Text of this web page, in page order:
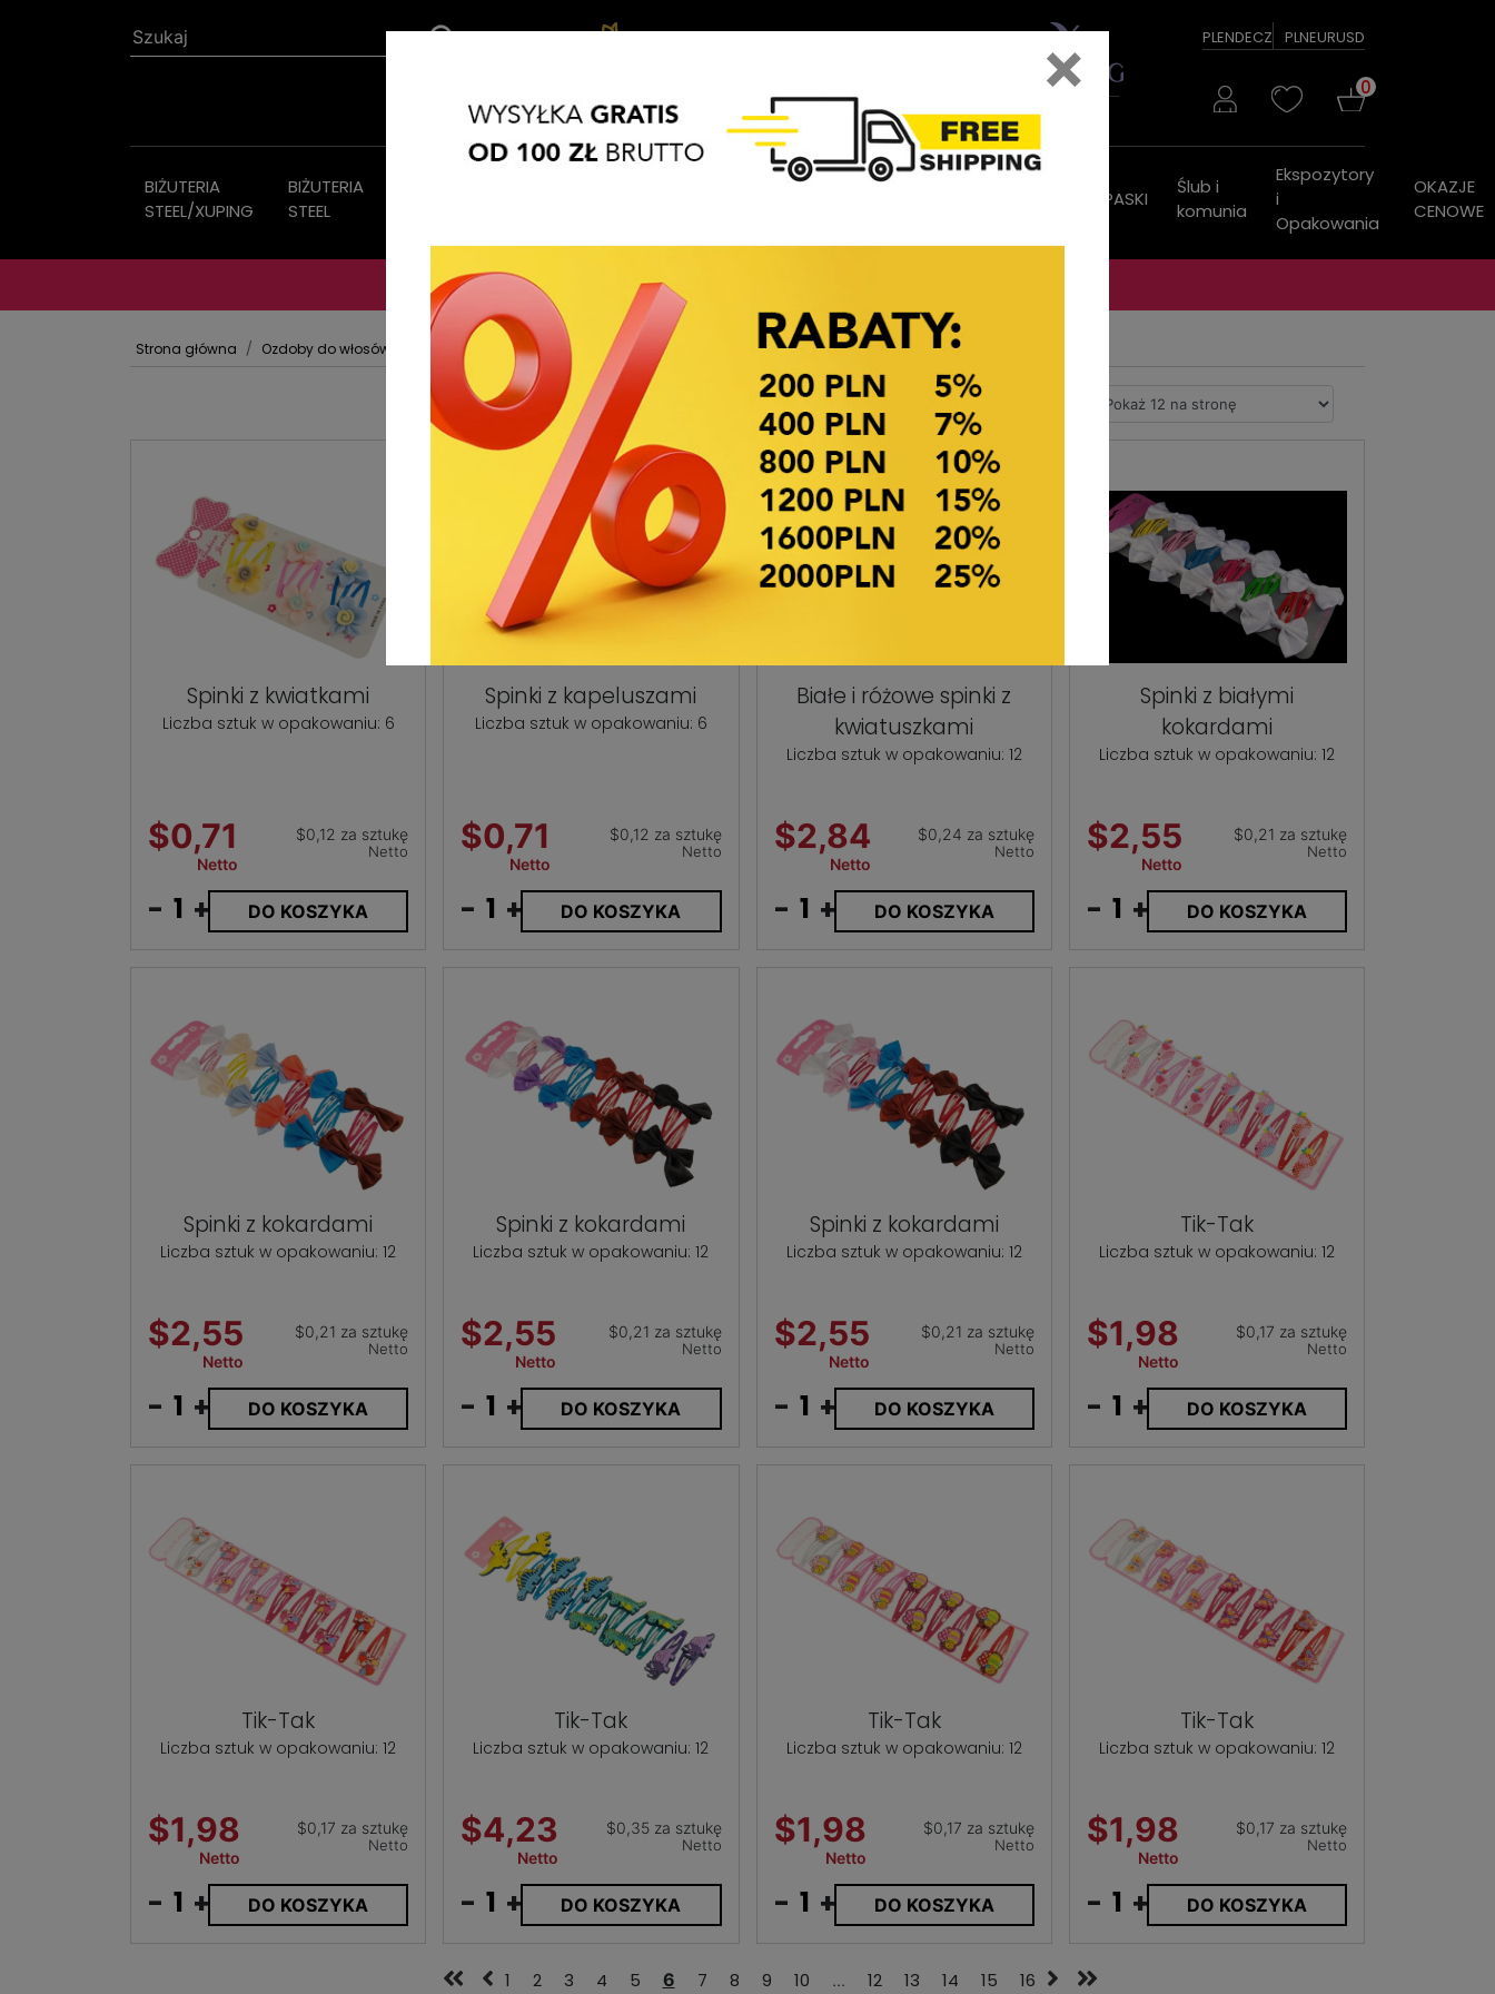
PLENDECZ PLNEURUSD
0
BIŻUTERIA
STEEL/XUPING
BIŻUTERIA
STEEL
Ozdoby
Akcesoria
PASKI
Ślub i
komunia
Ekspozytory
i
Opakowania
OKAZJE
CENOWE
OKAZJE CENOWE! OKAZJE CENOWE!
Strona główna Ozdoby do włosów TIK TAKI Z OZDOBĄ
Spinki z kwiatkami
Liczba sztuk w opakowaniu: 6
$0,71
Netto
$0,12 za sztukę
Netto
- + DO KOSZYKA
Spinki z kapeluszami
Liczba sztuk w opakowaniu: 6
$0,71
Netto
$0,12 za sztukę
Netto
- + DO KOSZYKA
Białe i różowe spinki z
kwiatuszkami
Liczba sztuk w opakowaniu: 12
$2,84
Netto
$0,24 za sztukę
Netto
- + DO KOSZYKA
Spinki z białymi
kokardami
Liczba sztuk w opakowaniu: 12
$2,55
Netto
$0,21 za sztukę
Netto
- + DO KOSZYKA
Spinki z kokardami
Liczba sztuk w opakowaniu: 12
$2,55
Netto
$0,21 za sztukę
Netto
- + DO KOSZYKA
Spinki z kokardami
Liczba sztuk w opakowaniu: 12
$2,55
Netto
$0,21 za sztukę
Netto
- + DO KOSZYKA
Spinki z kokardami
Liczba sztuk w opakowaniu: 12
$2,55
Netto
$0,21 za sztukę
Netto
- + DO KOSZYKA
Tik-Tak
Liczba sztuk w opakowaniu: 12
$1,98
Netto
$0,17 za sztukę
Netto
- + DO KOSZYKA
Tik-Tak
Liczba sztuk w opakowaniu: 12
$1,98
Netto
$0,17 za sztukę
Netto
- + DO KOSZYKA
Tik-Tak
Liczba sztuk w opakowaniu: 12
$4,23
Netto
$0,35 za sztukę
Netto
- + DO KOSZYKA
Tik-Tak
Liczba sztuk w opakowaniu: 12
$1,98
Netto
$0,17 za sztukę
Netto
- + DO KOSZYKA
Tik-Tak
Liczba sztuk w opakowaniu: 12
$1,98
Netto
$0,17 za sztukę
Netto
- + DO KOSZYKA
1 2 3 4 5 6 7 8 9 10 ... 12 13 14 15 16
×